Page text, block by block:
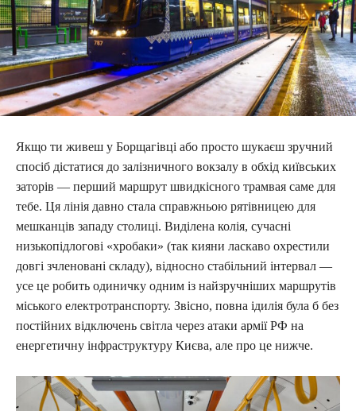
Якщо ти живеш у Борщагівці або просто шукаєш зручний
спосіб дістатися до залізничного вокзалу в обхід київських
заторів — перший маршрут швидкісного трамвая саме для
тебе. Ця лінія давно стала справжньою рятівницею для
мешканців западу столиці. Виділена колія, сучасні
низькопідлогові «хробаки» (так кияни ласкаво охрестили
довгі зчленовані складу), відносно стабільний інтервал —
усе це робить одиничку одним із найзручніших маршрутів
міського електротранспорту. Звісно, повна ідилія була б без
постійних відключень світла через атаки армії РФ на
енергетичну інфраструктуру Києва, але про це нижче.